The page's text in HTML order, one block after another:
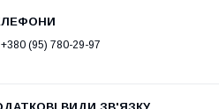
+380 (95) 780-29-97